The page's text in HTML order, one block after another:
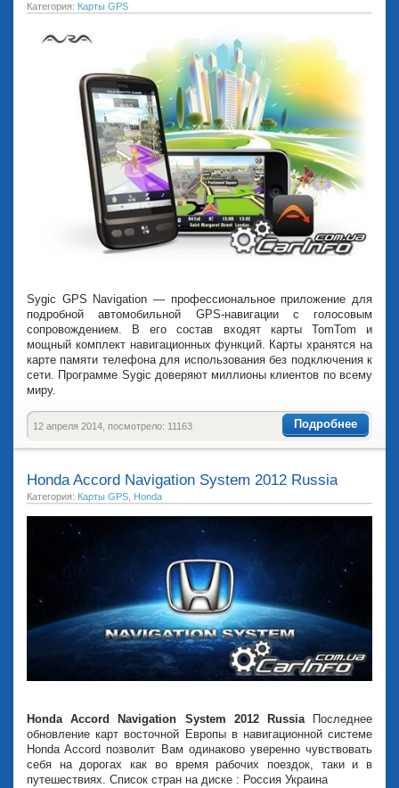
Категория: Карты GPS
Sygic GPS Navigation — профессиональное приложение для
подробной автомобильной GPS-навигации с голосовым
сопровождением. В его состав входят карты TomTom и
мощный комплект навигационных функций. Карты хранятся на
карте памяти телефона для использования без подключения к
сети. Программе Sygic доверяют миллионы клиентов по всему
миру.
Подробнее
12 апреля 2014, посмотрело: 11163
Honda Accord Navigation System 2012 Russia
Категория: Карты GPS Honda
Honda Accord Navigation System 2012 RussiaПоследнее
обновление карт восточной Европы в навигационной системе
Honda Accord позволит Вам одинаково уверенно чувствовать
себя на дорогах как во время рабочих поездок, таки и в
путешествиях. Список стран на диске : Россия Украина